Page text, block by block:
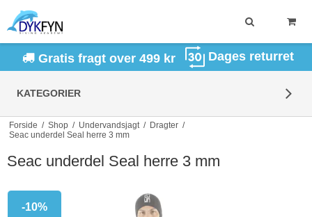
Gratis fragt over 499 kr Dages returret
KATEGORIER
Forside / Shop / Undervandsjagt / Dragter /
Seac underdel Seal herre 3 mm
Seac underdel Seal herre 3 mm
-10%